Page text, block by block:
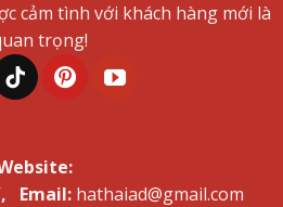
cảm tình với khách hàng mới là
trọng!
Email: hathaiad@gmail.com